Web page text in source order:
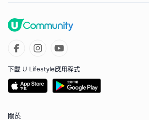
下載 U Lifestyle應用程式
關於